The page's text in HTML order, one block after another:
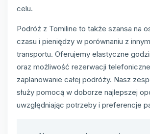
celu.
Podróż z Tomiline to także szansa na
czasu i pieniędzy w porównaniu z
transportu. Oferujemy elastyczne
oraz możliwość rezerwacji
zaplanowanie całej podróży. Nasz
służy pomocą w doborze najlepszej
uwzględniając potrzeby i preferencje